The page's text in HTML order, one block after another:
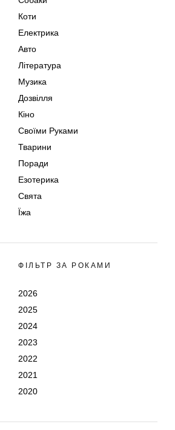
Коти
Електрика
Авто
Література
Музика
Дозвілля
Кіно
Своїми Руками
Тварини
Поради
Езотерика
Свята
Їжа
ФІЛЬТР ЗА РОКАМИ
2026
2025
2024
2023
2022
2021
2020